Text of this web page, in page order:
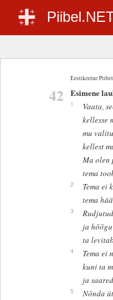
Eestikeelne
42 Esimene
1
Vaata,
kellesse
mu
kellest
Ma olen
tema
2
Tema ei
tema
3
ja
ta
4
Tema ei
kuni ta
ja
5
Nõnda